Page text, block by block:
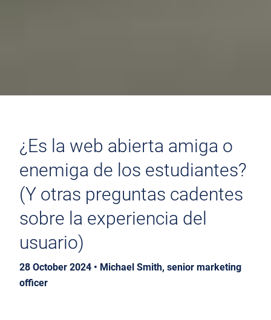
¿Es la web abierta amiga o
enemiga de los estudiantes?
(Y otras preguntas cadentes
sobre la experiencia del
usuario)
28 October 2024 • Michael Smith, senior marketing
officer